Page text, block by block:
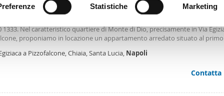
scansionandolo attivamente alla ricerca di caratteristiche
elaborati i tuoi dati personali e imposta le tue preferenze
il tuo consenso in qualsiasi momento dalla Dichiarazione
contenuti ed annunci, per fornire funzionalità dei
Condividiamo inoltre informazioni sul modo in cui utilizza il
di analisi dei dati web, pubblicità e social media, i quali
Statistiche Marketing
arredato Chiaia
1333. Nel caratteristico quartiere di Monte di Dio, precisamente in Via
proponiamo in locazione un appartamento arredato situato al
piedi Piazza del Plebiscito e
a Pizzofalcone, Chiaia, Santa Lucia, Napoli
Contatta